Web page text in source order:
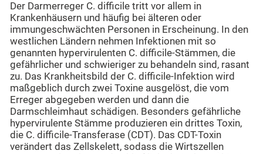
Der Darmerreger C. difficile tritt vor allem in
Krankenhäusern und häufig bei älteren oder
immungeschwächten Personen in Erscheinung. In den
westlichen Ländern nehmen Infektionen mit so
genannten hypervirulenten C. difficile-Stämmen, die
gefährlicher und schwieriger zu behandeln sind, rasant
zu. Das Krankheitsbild der C. difficile-Infektion wird
maßgeblich durch zwei Toxine ausgelöst, die vom
Erreger abgegeben werden und dann die
Darmschleimhaut schädigen. Besonders gefährliche
hypervirulente Stämme produzieren ein drittes Toxin,
die C. difficile-Transferase (CDT). Das CDT-Toxin
verändert das Zellskelett, sodass die Wirtszellen